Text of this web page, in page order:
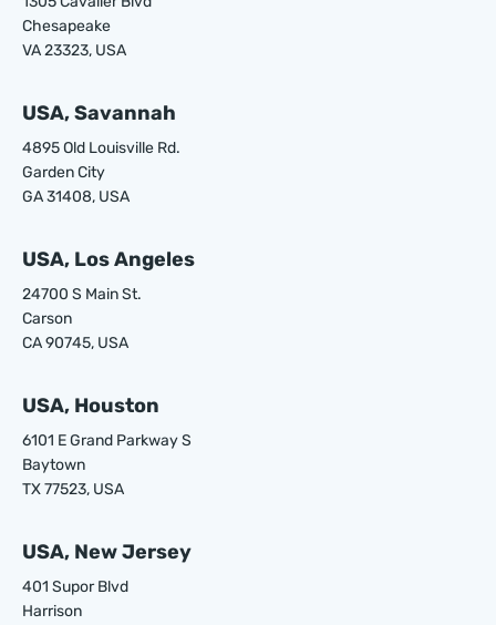
Chesapeake
VA 23323, USA
USA, Savannah
4895 Old Louisville Rd.
Garden City
GA 31408, USA
USA, Los Angeles
24700 S Main St.
Carson
CA 90745, USA
USA, Houston
6101 E Grand Parkway S
Baytown
TX 77523, USA
USA, New Jersey
401 Supor Blvd
Harrison